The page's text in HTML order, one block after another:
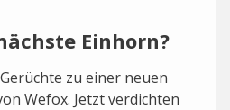
Einhorn?
zu einer neuen
Wefox. Jetzt verdichten